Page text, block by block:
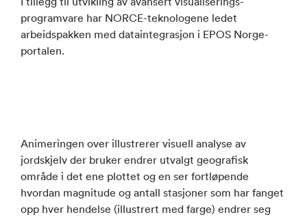
programvare har NORCE-teknologene ledet
arbeidspakken med dataintegrasjon i EPOS Norge-
portalen.
Animeringen over illustrerer visuell analyse av
jordskjelv der bruker endrer utvalgt geografisk
område i det ene plottet og en ser fortløpende
hvordan magnitude og antall stasjoner som har fanget
opp hver hendelse (illustrert med farge) endrer seg